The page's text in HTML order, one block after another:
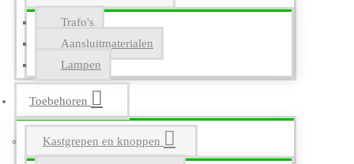
Trafo's
Aansluitmaterialen
Lampen
Toebehoren
Kastgrepen en knoppen